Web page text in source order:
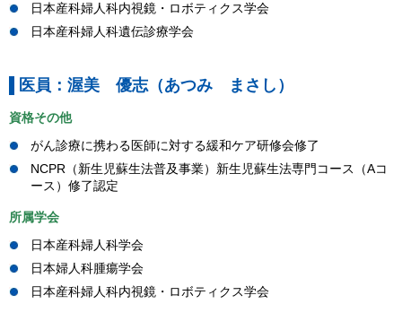
日本産科婦人科内視鏡・ロボティクス学会
日本産科婦人科遺伝診療学会
医員：渥美 優志（あつみ まさし）
資格その他
がん診療に携わる医師に対する緩和ケア研修会修了
NCPR（新生児蘇生法普及事業）新生児蘇生法専門コース（Aコ
ース）修了認定
所属学会
日本産科婦人科学会
日本婦人科腫瘍学会
日本産科婦人科内視鏡・ロボティクス学会